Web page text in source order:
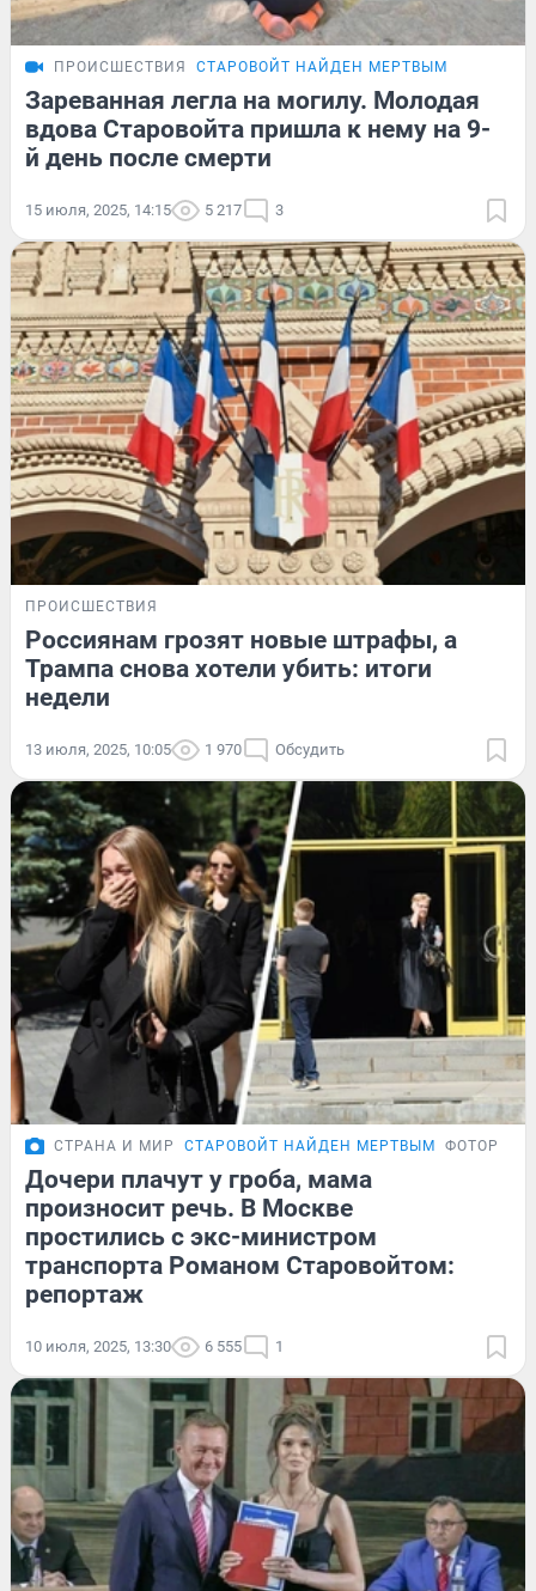
ПРОИСШЕСТВИЯ СТАРОВОЙТ НАЙДЕН МЕРТВЫМ
Зареванная легла на могилу. Молодая
вдова Старовойта пришла к нему на 9-
й день после смерти
15 июля, 2025, 14:15 5 217 3
ПРОИСШЕСТВИЯ
Россиянам грозят новые штрафы, а
Трампа снова хотели убить: итоги
недели
13 июля, 2025, 10:05 1 970 Обсудить
СТРАНА И МИР СТАРОВОЙТ НАЙДЕН МЕРТВЫМ
Дочери плачут у гроба, мама
произносит речь. В Москве
простились с экс-министром
транспорта Романом Старовойтом:
репортаж
10 июля, 2025, 13:30 6 555 1